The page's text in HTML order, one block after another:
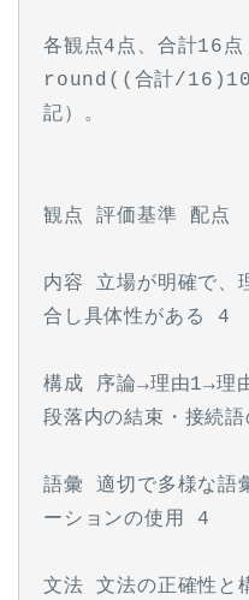
各観点4点、合計16
round((合計/
記）。
観点 評価基準 配点
内容 立場が明確で、
合し具体性がある 4
構成 序論→理由1→理
段落内の結束・接続
語彙 適切で多様な語
ーションの使用 4
文法 文法の正確性と